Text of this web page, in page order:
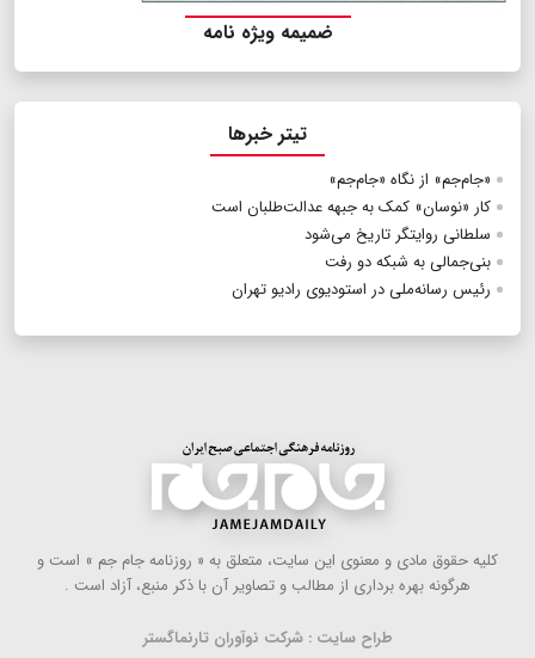
ضمیمه ویژه نامه
تیتر خبرها
«جام‌جم» از نگاه «جام‌جم»
کار «نوسان» کمک به جبهه عدالت‌طلبان است
سلطانی روایتگر تاریخ می‌شود
بنی‌جمالی به شبکه دو رفت
رئیس رسانه‌ملی در استودیوی رادیو تهران
كلیه حقوق مادی و معنوی این سایت، متعلق به « روزنامه جام جم » است و
هرگونه بهره ‌برداری از مطالب و تصاویر آن با ذكر منبع، آزاد است .
طراح سایت : شرکت نوآوران تارنماگستر